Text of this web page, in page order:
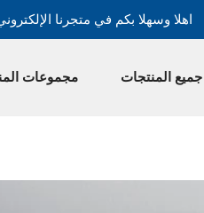
اهلا وسهلا بكم في متجرنا
جميع المنتجات مجموعات